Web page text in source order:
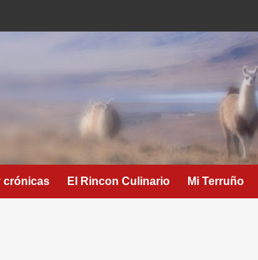
crónicas El Rincon Culinario Mi Terruño